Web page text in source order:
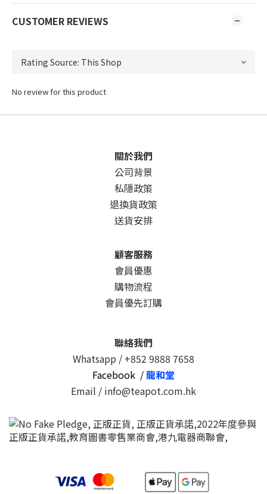
CUSTOMER REVIEWS
No review for this product
關於我們
公司背景
私隱政策
退換貨政策
送貨安排
顧客服務
會員優惠
購物流程
會員優先訂購
聯絡我們
Whatsapp / +852 9888 7658
Facebook /龍和堂
Email / info@teapot.com.hk